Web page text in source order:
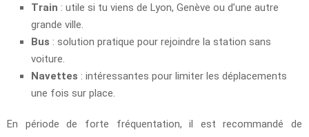
Train : utile si tu viens de Lyon, Genève ou d’une autre
grande ville.
Bus : solution pratique pour rejoindre la station sans
voiture.
Navettes : intéressantes pour limiter les déplacements
une fois sur place.
En période de forte fréquentation, il est recommandé de